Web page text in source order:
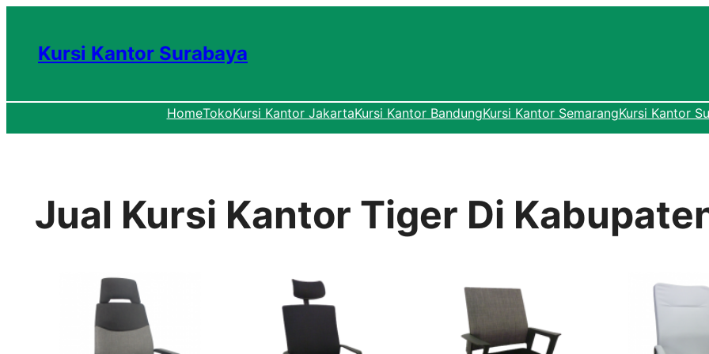
Kursi Kantor Surabaya
HomeTokoKursi Kantor JakartaKursi Kantor BandungKursi Kantor SemarangKursi Kantor
Jual Kursi Kantor Tiger Di